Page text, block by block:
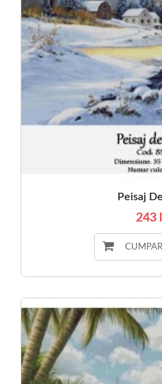
Peisaj
243